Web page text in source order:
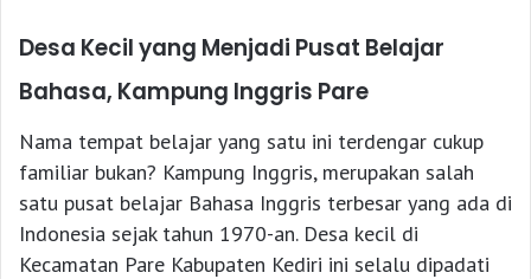
Desa Kecil yang Menjadi Pusat Belajar
Bahasa, Kampung Inggris Pare
Nama tempat belajar yang satu ini terdengar cukup
familiar bukan? Kampung Inggris, merupakan salah
satu pusat belajar Bahasa Inggris terbesar yang ada di
Indonesia sejak tahun 1970-an. Desa kecil di
Kecamatan Pare Kabupaten Kediri ini selalu dipadati